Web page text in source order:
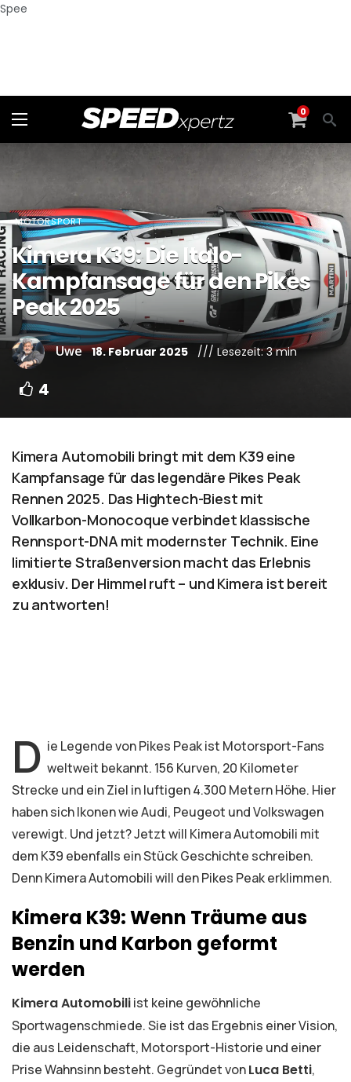
Spee
0
MOTORSPORT
Kimera K39: Die Italo-
Kampfansage für den Pikes
Peak 2025
Uwe 18. Februar 2025 /// Lesezeit: 3 min
4
Kimera Automobili bringt mit dem K39 eine
Kampfansage für das legendäre Pikes Peak
Rennen 2025. Das Hightech-Biest mit
Vollkarbon-Monocoque verbindet klassische
Rennsport-DNA mit modernster Technik. Eine
limitierte Straßenversion macht das Erlebnis
exklusiv. Der Himmel ruft – und Kimera ist bereit
zu antworten!
D ie Legende von Pikes Peak ist Motorsport-Fans
weltweit bekannt. 156 Kurven, 20 Kilometer
Strecke und ein Ziel in luftigen 4.300 Metern Höhe. Hier
haben sich Ikonen wie Audi, Peugeot und Volkswagen
verewigt. Und jetzt? Jetzt will Kimera Automobili mit
dem K39 ebenfalls ein Stück Geschichte schreiben.
Denn Kimera Automobili will den Pikes Peak erklimmen.
Kimera K39: Wenn Träume aus
Benzin und Karbon geformt
werden
Kimera Automobiliist keine gewöhnliche
Sportwagenschmiede. Sie ist das Ergebnis einer Vision,
die aus Leidenschaft, Motorsport-Historie und einer
Prise Wahnsinn besteht. Gegründet vonLuca Betti,